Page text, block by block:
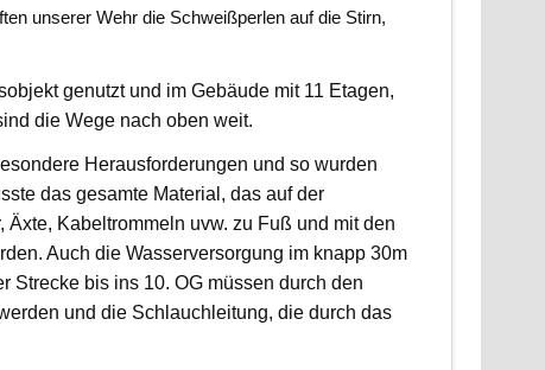
unserer Wehr die Schweißperlen auf die Stirn,
genutzt und im Gebäude mit 11 Etagen,
die Wege nach oben weit.
Herausforderungen und so wurden
das gesamte Material, das auf der
Kabeltrommeln uvw. zu Fuß und mit den
Auch die Wasserversorgung im knapp 30m
Strecke bis ins 10. OG müssen durch den
und die Schlauchleitung, die durch das